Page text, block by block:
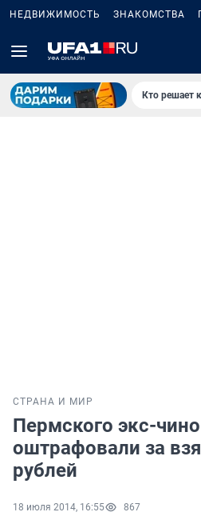
НЕДВИЖИМОСТЬ ЗНАКОМСТВА
Кто решает
СТРАНА И МИР
Пермского экс-
оштрафовали за
рублей
18 июля 2014, 16:55 867